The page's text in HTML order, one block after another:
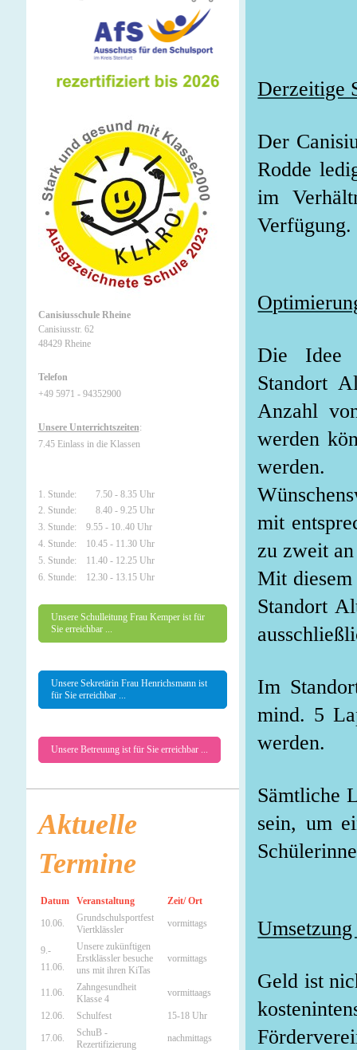
Derzeitige
Der
Rodde
im
Verfügung.
Die Idee
Standort
Anzahl
werden
werden.
mit
zu zweit
Mit diesem
Standort
Im
mind. 5
werden.
Sämtliche
sein, um
Geld ist
Canisiusschule Rheine
Canisiusstr. 62
48429 Rheine
Telefon
+49 5971 - 94352900
Unsere Unterrichtszeiten:
7.45 Einlass in die Klassen
1. Stunde: 7.50 - 8.35 Uhr
2. Stunde: 8.40 - 9.25 Uhr
3. Stunde: 9.55 - 10..40 Uhr
4. Stunde: 10.45 - 11.30 Uhr
5. Stunde: 11.40 - 12.25 Uhr
6. Stunde: 12.30 - 13.15 Uhr
Unsere Schulleitung Frau Kemper ist für
Sie erreichbar ...
Unsere Sekretärin Frau Henrichsmann ist
für Sie erreichbar ...
Unsere Betreuung ist für Sie erreichbar ...
Aktuelle
Termine
Datum Veranstaltung Zeit/ Ort
10.06.
Grundschulsportfest
Viertklässler
vormittags
9.-
11.06.
Unsere zukünftigen
Erstklässler besuche
uns mit ihren KiTas
vormittags
11.06.
Zahngesundheit
Klasse 4
vormittaags
12.06. Schulfest 15-18 Uhr
17.06.
SchuB -
Rezertifizierung
nachmittags